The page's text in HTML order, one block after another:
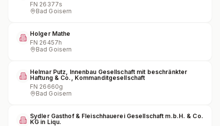
FN 26377s
Bad Goisern
Holger Mathe
FN 26457h
Bad Goisern
Helmar Putz, Innenbau Gesellschaft mit beschränkter
Haftung & Co., Kommanditgesellschaft
FN 26660g
Bad Goisern
Sydler Gasthof & Fleischhauerei Gesellschaft m.b.H. & Co.
KG in Liqu.